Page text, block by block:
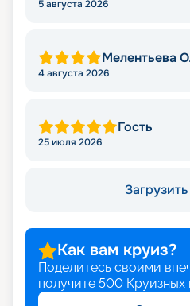
5 августа 2026
Мелентьева
4 августа 2026
Гость
25 июля 2026
Как вам круиз?
Поделитесь своими
получите 500 Круизных